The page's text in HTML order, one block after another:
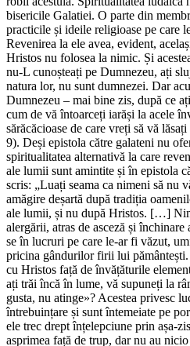
bisericile Galatiei. O parte din
practicile și ideile religioase pe care
Revenirea la ele avea, evident,
Hristos nu folosea la nimic. Și
nu-L cunoșteați pe Dumnezeu, ați
natura lor, nu sunt dumnezei. Dar
Dumnezeu – mai bine zis, după ce
cum de vă întoarceți iarăși la acele
sărăcăcioase de care vreți să vă
9). Deși epistola către galateni nu
spiritualitatea alternativă la care
ale lumii sunt amintite și în epistola
scris: „Luați seama ca nimeni să nu
amăgire deșartă după tradiția
ale lumii, și nu după Hristos. […]
alergării, atras de asceză și
se în lucruri pe care le-ar fi văzut,
pricina gândurilor firii lui
cu Hristos față de învățăturile
ați trăi încă în lume, vă supuneți la
gusta, nu atinge»? Acestea privesc
întrebuințare și sunt întemeiate pe
ele trec drept înțelepciune prin așa-
asprimea față de trup, dar nu au